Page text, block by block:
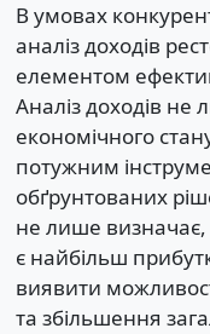
В умовах
аналіз доходів
елементом
Аналіз доходів не
економічного
потужним
обґрунтованих
не лише визначає,
є найбільш
виявити
та збільшення